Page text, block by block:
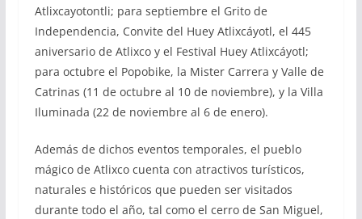
Atlixcayotontli; para septiembre el Grito de
Independencia, Convite del Huey Atlixcáyotl, el 445
aniversario de Atlixco y el Festival Huey Atlixcáyotl;
para octubre el Popobike, la Mister Carrera y Valle de
Catrinas (11 de octubre al 10 de noviembre), y la Villa
Iluminada (22 de noviembre al 6 de enero).
Además de dichos eventos temporales, el pueblo
mágico de Atlixco cuenta con atractivos turísticos,
naturales e históricos que pueden ser visitados
durante todo el año, tal como el cerro de San Miguel,